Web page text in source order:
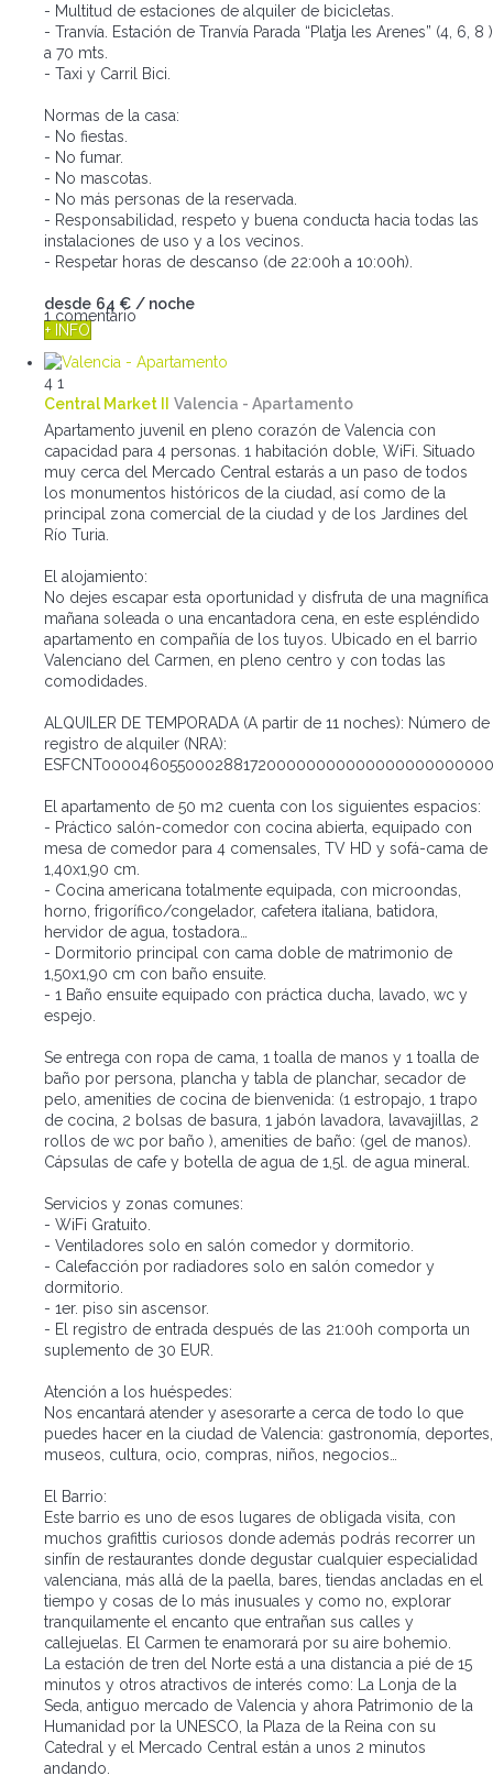
- Multitud de estaciones de alquiler de bicicletas.
- Tranvía. Estación de Tranvía Parada “Platja les Arenes” (4, 6, 8 )
a 70 mts.
- Taxi y Carril Bici.
Normas de la casa:
- No fiestas.
- No fumar.
- No mascotas.
- No más personas de la reservada.
- Responsabilidad, respeto y buena conducta hacia todas las
instalaciones de uso y a los vecinos.
- Respetar horas de descanso (de 22:00h a 10:00h).
1 comentario
desde 64 € / noche
+ INFO
4 1
Central Market II
Valencia - Apartamento
Apartamento juvenil en pleno corazón de Valencia con
capacidad para 4 personas. 1 habitación doble, WiFi. Situado
muy cerca del Mercado Central estarás a un paso de todos
los monumentos históricos de la ciudad, así como de la
principal zona comercial de la ciudad y de los Jardines del
Río Turia.
El alojamiento:
No dejes escapar esta oportunidad y disfruta de una magnífica
mañana soleada o una encantadora cena, en este espléndido
apartamento en compañía de los tuyos. Ubicado en el barrio
Valenciano del Carmen, en pleno centro y con todas las
comodidades.
ALQUILER DE TEMPORADA (A partir de 11 noches): Número de
registro de alquiler (NRA):
El apartamento de 50 m2 cuenta con los siguientes espacios:
- Práctico salón-comedor con cocina abierta, equipado con
mesa de comedor para 4 comensales, TV HD y sofá-cama de
1,40x1,90 cm.
- Cocina americana totalmente equipada, con microondas,
horno, frigorífico/congelador, cafetera italiana, batidora,
hervidor de agua, tostadora…
- Dormitorio principal con cama doble de matrimonio de
1,50x1,90 cm con baño ensuite.
- 1 Baño ensuite equipado con práctica ducha, lavado, wc y
espejo.
Se entrega con ropa de cama, 1 toalla de manos y 1 toalla de
baño por persona, plancha y tabla de planchar, secador de
pelo, amenities de cocina de bienvenida: (1 estropajo, 1 trapo
de cocina, 2 bolsas de basura, 1 jabón lavadora, lavavajillas, 2
rollos de wc por baño ), amenities de baño: (gel de manos).
Cápsulas de cafe y botella de agua de 1,5l. de agua mineral.
Servicios y zonas comunes:
- WiFi Gratuito.
- Ventiladores solo en salón comedor y dormitorio.
- Calefacción por radiadores solo en salón comedor y
dormitorio.
- 1er. piso sin ascensor.
- El registro de entrada después de las 21:00h comporta un
suplemento de 30 EUR.
Atención a los huéspedes:
Nos encantará atender y asesorarte a cerca de todo lo que
puedes hacer en la ciudad de Valencia: gastronomía, deportes,
museos, cultura, ocio, compras, niños, negocios…
El Barrio:
Este barrio es uno de esos lugares de obligada visita, con
muchos grafittis curiosos donde además podrás recorrer un
sinfín de restaurantes donde degustar cualquier especialidad
valenciana, más allá de la paella, bares, tiendas ancladas en el
tiempo y cosas de lo más inusuales y como no, explorar
tranquilamente el encanto que entrañan sus calles y
callejuelas. El Carmen te enamorará por su aire bohemio.
La estación de tren del Norte está a una distancia a pié de 15
minutos y otros atractivos de interés como: La Lonja de la
Seda, antiguo mercado de Valencia y ahora Patrimonio de la
Humanidad por la UNESCO, la Plaza de la Reina con su
Catedral y el Mercado Central están a unos 2 minutos
andando.